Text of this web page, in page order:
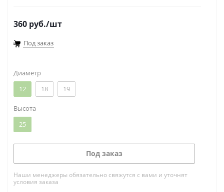
360 руб./шт
Под заказ
Диаметр
12
18 19
Высота
25
Под заказ
Наши менеджеры обязательно свяжутся с вами и уточнят
условия заказа